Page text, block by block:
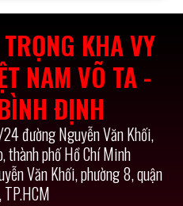
KHA VY
NAM VÕ TA -
ĐỊNH
đường Nguyễn Văn Khối,
thành phố Hồ Chí Minh
Văn Khối, phường 8, quận
TP.HCM